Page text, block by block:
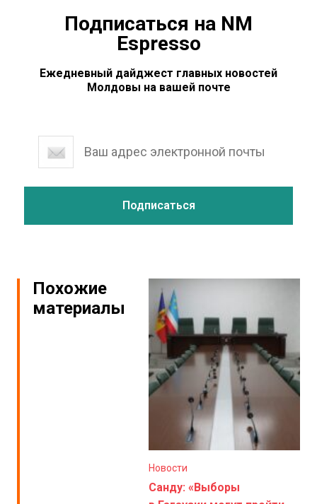
Подписаться на NM
Espresso
Ежедневный дайджест главных новостей
Молдовы на вашей почте
Похожие
материалы
Новости
Санду: «Выборы